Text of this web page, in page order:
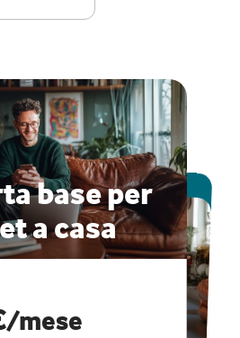
base per
a casa
/mese
ESCLUSIVA ONLINE
PRO
veloce e
speciali